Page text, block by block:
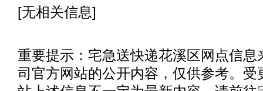
[无相关信息]
重要提示： 宅急送快递花溪区网点信息
司官方网站的公开内容，仅供参考。受